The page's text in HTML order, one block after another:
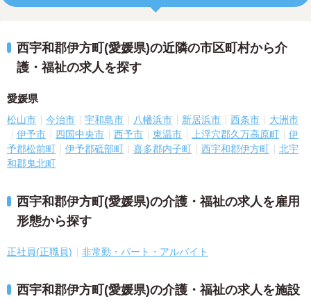
西宇和郡伊方町(愛媛県)の近隣の市区町村から介
護・福祉の求人を探す
愛媛県
松山市 今治市 宇和島市 八幡浜市 新居浜市 西条市
大洲市
伊予市
四国中央市 西予市 東温市 上浮穴郡久万高原町
伊
予郡松前町
伊予郡砥部町 喜多郡内子町 西宇和郡伊方町
北宇
和郡鬼北町
西宇和郡伊方町(愛媛県)の介護・福祉の求人を雇用
形態から探す
正社員(正職員) 非常勤・パート・アルバイト
西宇和郡伊方町(愛媛県)の介護・福祉の求人を施設